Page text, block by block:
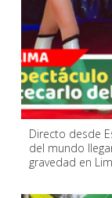
Directo desde
del mundo
gravedad en